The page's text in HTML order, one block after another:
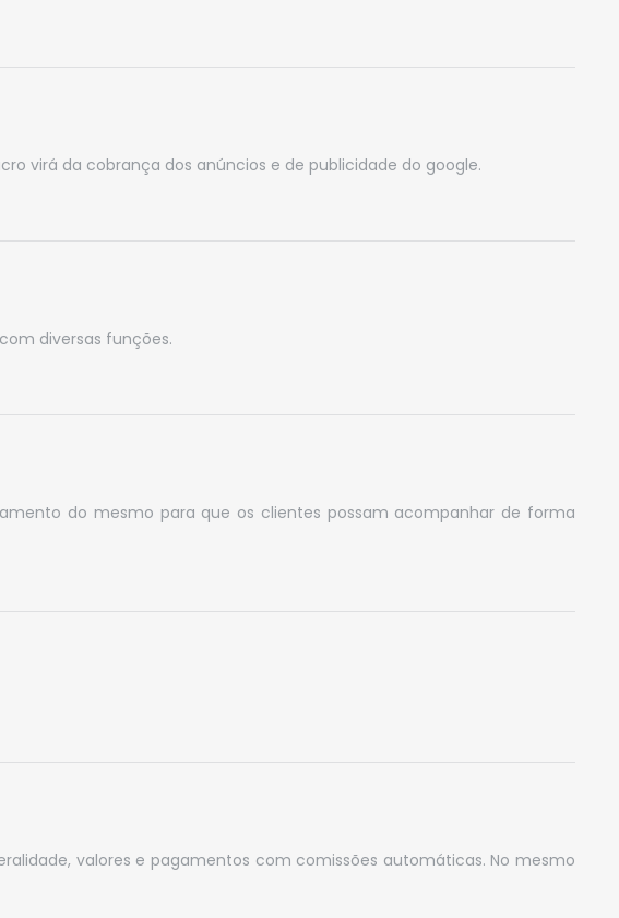
virá da cobrança dos anúncios e de publicidade do google.
diversas funções.
do mesmo para que os clientes possam acompanhar de forma
valores e pagamentos com comissões automáticas. No mesmo